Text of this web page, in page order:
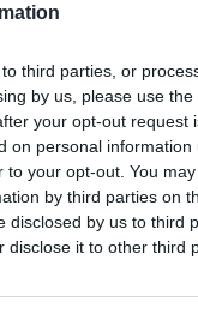
third parties, or
by us, please use
your opt-out request
on personal
your opt-out. You
by third parties on
disclosed by us to third
disclose it to other third